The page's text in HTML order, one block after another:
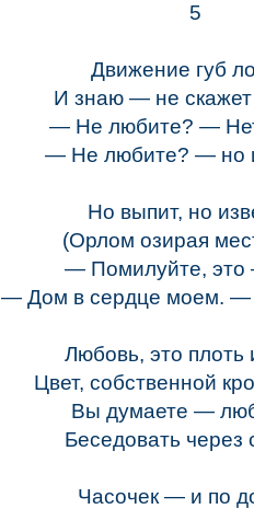
5
Движение губ
И знаю — не
— Не любите? —
— Не любите? — но
Но выпит, но
(Орлом озирая
— Помилуйте,
— Дом в сердце моем. —
Любовь, это плоть
Цвет, собственной
Вы думаете —
Беседовать через
Часочек — и по